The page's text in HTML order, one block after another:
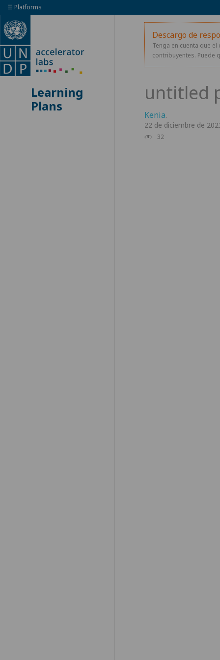
☰ Platforms
Learning
Plans
Descargo de
Tenga en cuenta que
contribuyentes. Puede
Kenia.
22 de diciembre de
32